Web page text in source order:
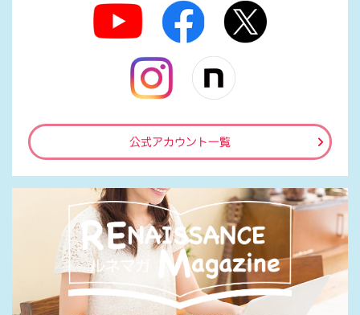
公式アカウント一覧